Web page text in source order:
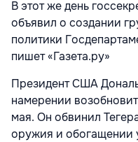
В этот же день
объявил о создании
политики
пишет «Газета.ру»
Президент США
намерении
мая. Он обвинил
оружия и обогащении